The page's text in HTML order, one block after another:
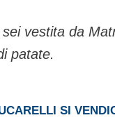
vestita da
patate.
SI